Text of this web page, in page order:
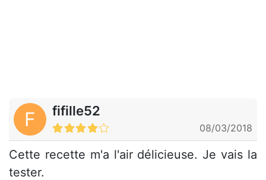
F fifille52
08/03/2018
Cette recette m'a l'air délicieuse. Je vais la
tester.